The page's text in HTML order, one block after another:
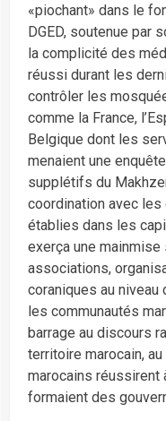
«piochant» dans le
DGED, soutenue par
la complicité des
réussi durant les
contrôler les
comme la France,
Belgique dont les
menaient une
supplétifs du
coordination avec
établies dans les
exerça une
associations,
coraniques au
les communautés
barrage au discours
territoire marocain,
marocains
formaient des